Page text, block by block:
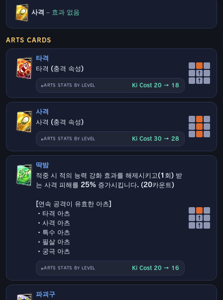
사격 – 효과 없음
ARTS CARDS
타격
타격 (충격 속성)
ARTS STATS BY LEVEL Ki Cost 20 → 18
↑
↑
사격
사격 (충격 속성)
ARTS STATS BY LEVEL Ki Cost 30 → 28
딱밤
적중 시 적의 능력 강화 효과를 해제시키고(1회) 받
는 사격 피해를 25% 증가시킵니다. (20카운트)
[연속 공격이 유효한 아츠]
・타격 아츠
・사격 아츠
・특수 아츠
・필살 아츠
・궁극 아츠
ARTS STATS BY LEVEL Ki Cost 20 → 16
↑
↑
파괴구